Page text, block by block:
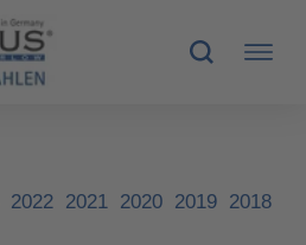
2022 2021 2020 2019 2018